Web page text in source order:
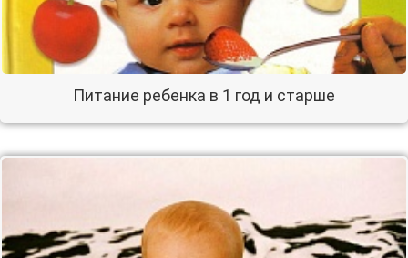
Питание ребенка в 1 год и старше